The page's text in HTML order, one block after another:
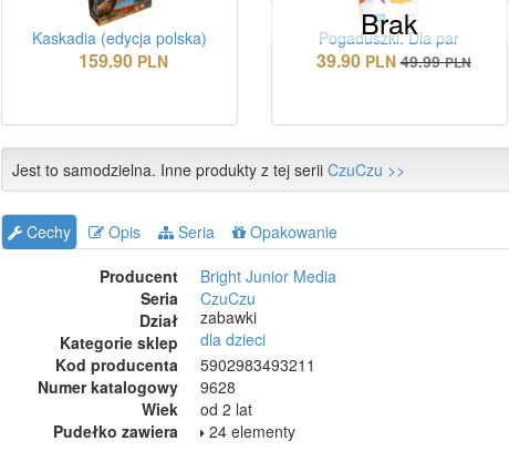
Kaskadia (edycja polska)
159.90 PLN
Brak
Pogaduszki. Dla par
39.90 PLN 49.99 PLN
Jest to samodzielna. Inne produkty z tej serii CzuCzu >>
Cechy Opis Seria
Opakowanie
Producent
Bright Junior Media
Seria
CzuCzu
Dział
zabawki
Kategorie sklep
dla dzieci
Kod producenta
5902983493211
Numer katalogowy
9628
Wiek
od 2 lat
Pudełko zawiera
24 elementy